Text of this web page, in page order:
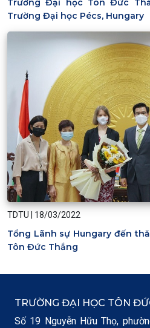
Trường Đại học Tôn Đức
Trường Đại học Pécs, Hungary
TDTU 18/03/2022
Tổng Lãnh sự Hungary đến
Tôn Đức Thắng
TRƯỜNG ĐẠI HỌC TÔN
Số 19 Nguyễn Hữu Thọ,